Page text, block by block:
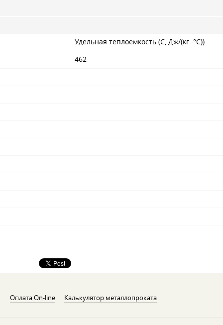
Удельная теплоемкость (С, Дж/(кг ·°С))
462
Оплата On-line Калькулятор металлопроката